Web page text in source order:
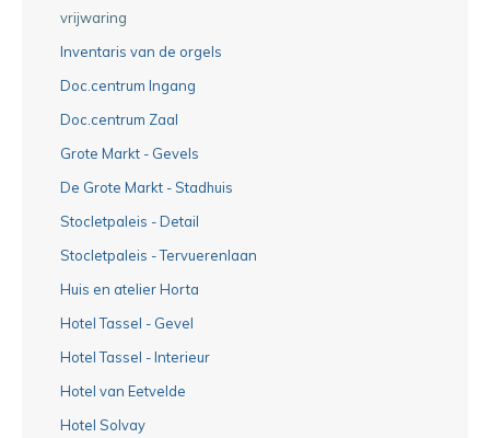
vrijwaring
Inventaris van de orgels
Doc.centrum Ingang
Doc.centrum Zaal
Grote Markt - Gevels
De Grote Markt - Stadhuis
Stocletpaleis - Detail
Stocletpaleis - Tervuerenlaan
Huis en atelier Horta
Hotel Tassel - Gevel
Hotel Tassel - Interieur
Hotel van Eetvelde
Hotel Solvay